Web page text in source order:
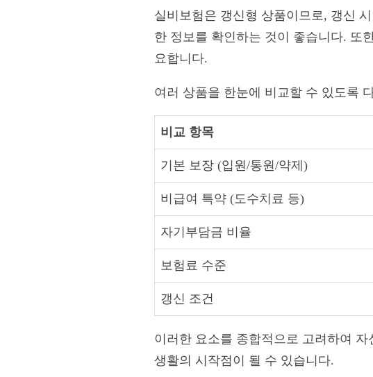
실비보험은 갱신형 상품이므로, 갱신
한 정보를 확인하는 것이 좋습니다. 또
요합니다.
여러 상품을 한눈에 비교할 수 있도록
비교 항목
기본 보장 (입원/통원/약제)
비급여 특약 (도수치료 등)
자기부담금 비율
보험료 수준
갱신 조건
이러한 요소를 종합적으로 고려하여
생활의 시작점이 될 수 있습니다.